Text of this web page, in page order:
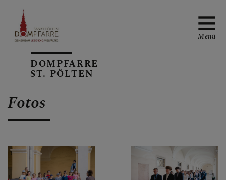
NEUIGKEITEN
SONNTAGSBLATT
DOMPFARRE
ST. PÖLTEN
Menü
Fotos